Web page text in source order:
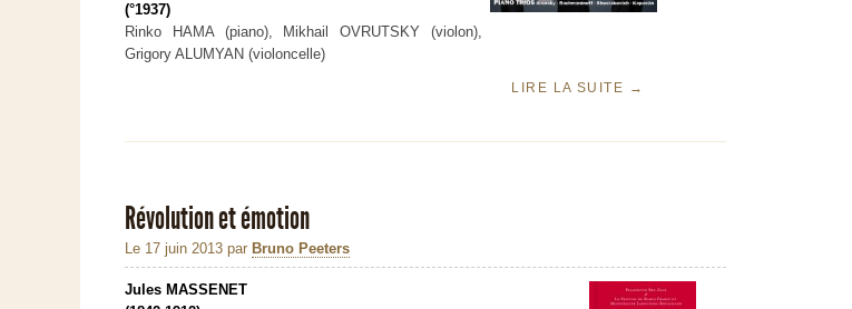
(°1937)
Rinko HAMA (piano), Mikhail OVRUTSKY (violon),
Grigory ALUMYAN (violoncelle)
LIRE LA SUITE →
Révolution et émotion
Le 17 juin 2013 par Bruno Peeters
Jules MASSENET